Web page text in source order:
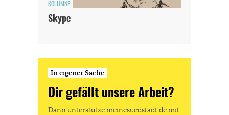
KOLUMNE
Skype
In eigener Sache
Dir gefällt unsere Arbeit?
Dann unterstütze meinesuedstadt.de mit